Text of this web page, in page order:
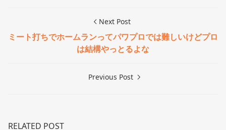
Next Post
ミート打ちでホームランってパワプロでは難しいけどプロ
は結構やっとるよな
Previous Post
RELATED POST